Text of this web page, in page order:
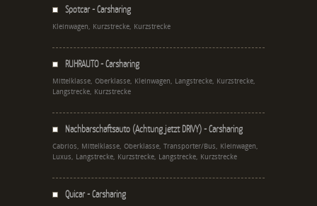
Spotcar - Carsharing
Kleinwagen, Kurzstrecke, Kurzstrecke
RUHRAUTO - Carsharing
Mittelklasse, Oberklasse, Kleinwagen, Langstrecke, Kurzstrecke,
Langstrecke, Kurzstrecke
Nachbarschaftsauto (Achtung jetzt DRIVY) - Carsharing
Cabrios, Mittelklasse, Oberklasse, Transporter/Bus, Kleinwagen,
Luxus, Langstrecke, Kurzstrecke, Langstrecke, Kurzstrecke
Quicar - Carsharing